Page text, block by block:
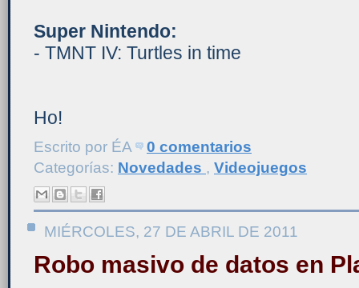
Super Nintendo:
- TMNT IV: Turtles in time
Ho!
Escrito por ÉA
0 comentarios
Categorías: Novedades , Videojuegos
MIÉRCOLES, 27 DE ABRIL DE 2011
Robo masivo de datos en